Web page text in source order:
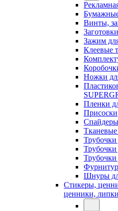
Винты,
Зажим
Клеевые
Ножки
Пленки
Присоски
Трубочки
Шнуры
Стикеры,
ценники,